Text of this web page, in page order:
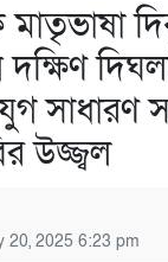
মাতৃভাষা
দক্ষিণ
সাধারণ
উজ্জ্বল
20, 2025 6:23 pm